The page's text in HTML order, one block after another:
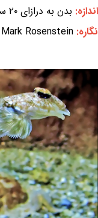
اندازه: بدن به درازای ۲۰ سانتی‌متر
نگاره: Mark Rosenstein